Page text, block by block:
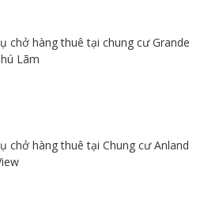
chở hàng thuê tại chung cư Grande
Lãm
chở hàng thuê tại Chung cư Anland